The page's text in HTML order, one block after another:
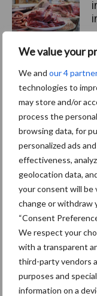
We value your
We and our 4
technologies to
may store and/or
process the
browsing data, for
personalized ads
effectiveness,
geolocation data,
your consent will be
change or withdraw
“Consent
We respect your
with a transparent
third-party vendors
purposes and
information on a
Themapagina's
Wet en